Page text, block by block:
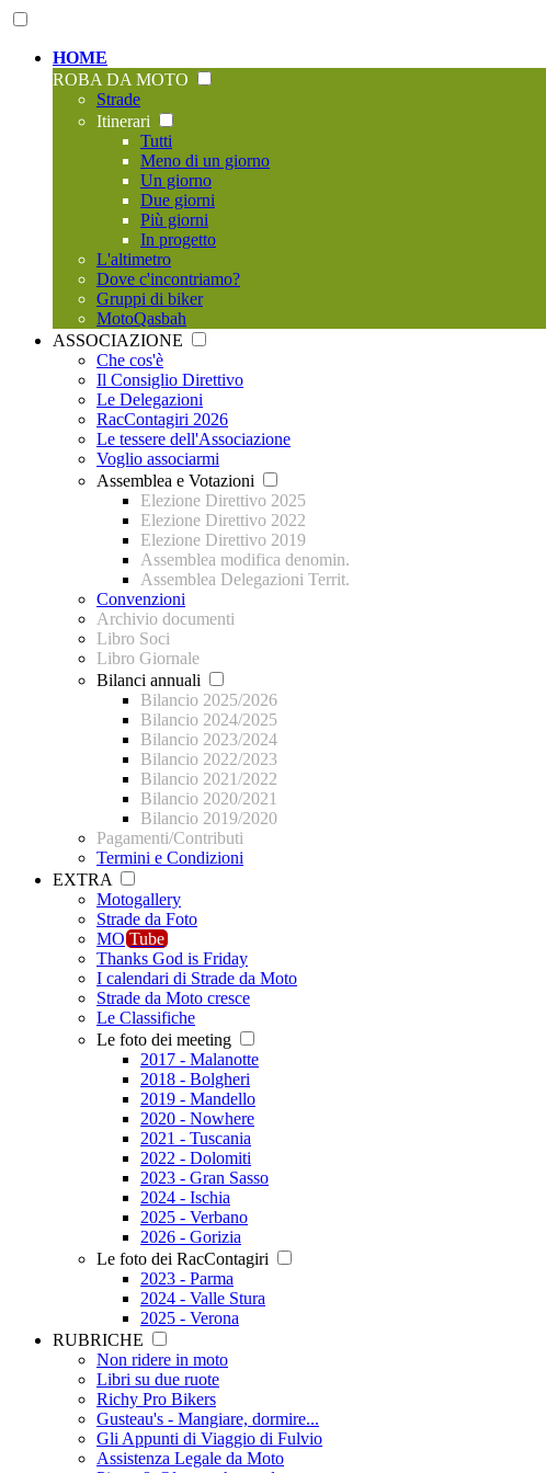
HOME
ROBA DA MOTO
Strade
Itinerari
Tutti
Meno di un giorno
Un giorno
Due giorni
Più giorni
In progetto
L'altimetro
Dove c'incontriamo?
Gruppi di biker
MotoQasbah
ASSOCIAZIONE
Che cos'è
Il Consiglio Direttivo
Le Delegazioni
RacContagiri 2026
Le tessere dell'Associazione
Voglio associarmi
Assemblea e Votazioni
Elezione Direttivo 2025
Elezione Direttivo 2022
Elezione Direttivo 2019
Assemblea modifica denomin.
Assemblea Delegazioni Territ.
Convenzioni
Archivio documenti
Libro Soci
Libro Giornale
Bilanci annuali
Bilancio 2025/2026
Bilancio 2024/2025
Bilancio 2023/2024
Bilancio 2022/2023
Bilancio 2021/2022
Bilancio 2020/2021
Bilancio 2019/2020
Pagamenti/Contributi
Termini e Condizioni
EXTRA
Motogallery
Strade da Foto
MO Tube
Thanks God is Friday
I calendari di Strade da Moto
Strade da Moto cresce
Le Classifiche
Le foto dei meeting
2017 - Malanotte
2018 - Bolgheri
2019 - Mandello
2020 - Nowhere
2021 - Tuscania
2022 - Dolomiti
2023 - Gran Sasso
2024 - Ischia
2025 - Verbano
2026 - Gorizia
Le foto dei RacContagiri
2023 - Parma
2024 - Valle Stura
2025 - Verona
RUBRICHE
Non ridere in moto
Libri su due ruote
Richy Pro Bikers
Gusteau's - Mangiare, dormire...
Gli Appunti di Viaggio di Fulvio
Assistenza Legale da Moto